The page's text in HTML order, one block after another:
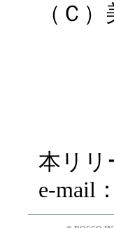
（Ｃ
本リリ
e-mail：